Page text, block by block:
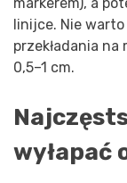
markerem), a
linijce. Nie
przekładania
0,5–1 cm.
wyłapać